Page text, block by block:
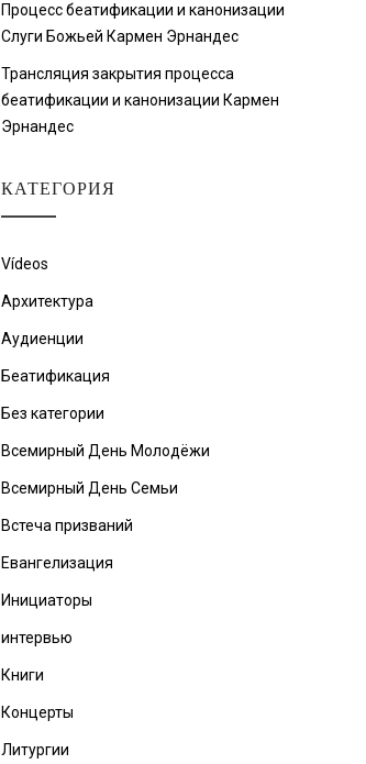
Процесс беатификации и канонизации
Слуги Божьей Кармен Эрнандес
Трансляция закрытия процесса
беатификации и канонизации Кармен
Эрнандес
КАТЕГОРИЯ
Vídeos
Архитектура
Аудиенции
Беатификация
Без категории
Всемирный День Молодёжи
Всемирный День Семьи
Встеча призваний
Евангелизация
Инициаторы
интервью
Книги
Концерты
Литургии